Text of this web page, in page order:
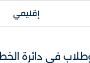
إقليمي
في دائرة الخطر